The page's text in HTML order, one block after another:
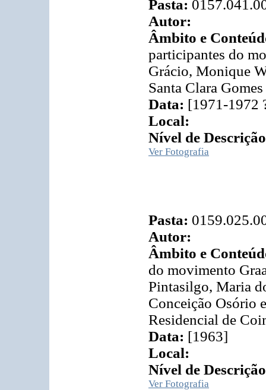
Pasta:
Autor:
Âmbito e
participantes do
Grácio, Monique
Santa Clara
Data: [1971-1972
Local:
Nível de
Ver Fotografia
Pasta:
Autor:
Âmbito e
do movimento
Pintasilgo, Maria
Conceição Osório
Residencial de
Data: [1963]
Local:
Nível de
Ver Fotografia